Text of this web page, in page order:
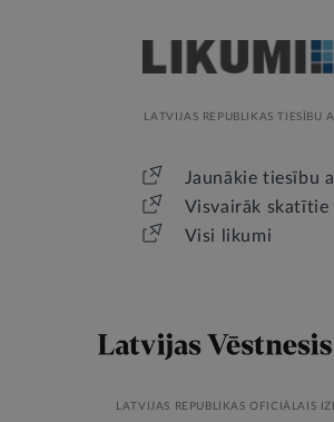
LATVIJAS REPUBLIKAS TIESĪBU
Jaunākie tiesību
Visvairāk skatītie
Visi likumi
LATVIJAS REPUBLIKAS OFICIĀLAIS